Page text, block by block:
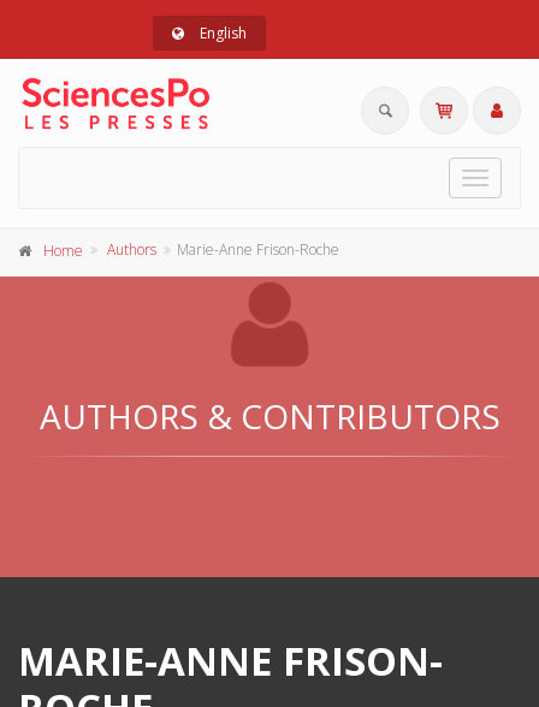
English
Toggle
Home Authors Marie-Anne Frison-Roche
AUTHORS & CONTRIBUTORS
MARIE-ANNE FRISON-